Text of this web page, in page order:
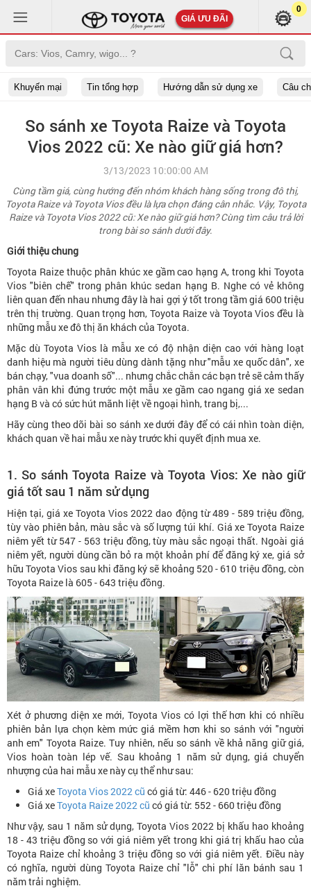
GIÁ ƯU ĐÃI
0
Khuyến mại Tin tổng hợp Hướng dẫn sử dụng xe Câu
So sánh xe Toyota Raize và Toyota
Vios 2022 cũ: Xe nào giữ giá hơn?
3/13/2023 10:00:00 AM
Cùng tầm giá, cùng hướng đến nhóm khách hàng sống trong đô thị,
Toyota Raize và Toyota Vios đều là lựa chọn đáng cân nhắc. Vậy, Toyota
Raize và Toyota Vios 2022 cũ: Xe nào giữ giá hơn? Cùng tìm câu trả lời
trong bài so sánh dưới đây.
Giới thiệu chung
Toyota Raize thuộc phân khúc xe gầm cao hạng A, trong khi Toyota
Vios "biên chế" trong phân khúc sedan hạng B. Nghe có vẻ không
liên quan đến nhau nhưng đây là hai gợi ý tốt trong tầm giá 600 triệu
trên thị trường. Quan trọng hơn, Toyota Raize và Toyota Vios đều là
những mẫu xe đô thị ăn khách của Toyota.
Mặc dù Toyota Vios là mẫu xe có độ nhận diện cao với hàng loạt
danh hiệu mà người tiêu dùng dành tặng như "mẫu xe quốc dân", xe
bán chạy, "vua doanh số"... nhưng chắc chắn các bạn trẻ sẽ cảm thấy
phân vân khi đứng trước một mẫu xe gầm cao ngang giá xe sedan
hạng B và có sức hút mãnh liệt về ngoại hình, trang bị,...
Hãy cùng theo dõi bài so sánh xe dưới đây để có cái nhìn toàn diện,
khách quan về hai mẫu xe này trước khi quyết định mua xe.
1. So sánh Toyota Raize và Toyota Vios: Xe nào giữ
giá tốt sau 1 năm sử dụng
Hiện tại, giá xe Toyota Vios 2022 dao động từ 489 - 589 triệu đồng,
tùy vào phiên bản, màu sắc và số lượng túi khí. Giá xe Toyota Raize
niêm yết từ 547 - 563 triệu đồng, tùy màu sắc ngoại thất. Ngoài giá
niêm yết, người dùng cần bỏ ra một khoản phí để đăng ký xe, giá sở
hữu Toyota Vios sau khi đăng ký sẽ khoảng 520 - 610 triệu đồng, còn
Toyota Raize là 605 - 643 triệu đồng.
Xét ở phương diện xe mới, Toyota Vios có lợi thế hơn khi có nhiều
phiên bản lựa chọn kèm mức giá mềm hơn khi so sánh với "người
anh em" Toyota Raize. Tuy nhiên, nếu so sánh về khả năng giữ giá,
Vios hoàn toàn lép vế. Sau khoảng 1 năm sử dụng, giá chuyển
nhượng của hai mẫu xe này cụ thể như sau:
Giá xeToyota Vios 2022 cũ có giá từ: 446 - 620 triệu đồng
Giá xeToyota Raize 2022 cũ có giá từ: 552 - 660 triệu đồng
Như vậy, sau 1 năm sử dụng, Toyota Vios 2022 bị khấu hao khoảng
18 - 43 triệu đồng so với giá niêm yết trong khi giá trị khấu hao của
Toyota Raize chỉ khoảng 3 triệu đồng so với giá niêm yết. Điều này
có nghĩa, người dùng Toyota Raize chỉ "lỗ" chi phí lăn bánh sau 1
năm trải nghiệm.